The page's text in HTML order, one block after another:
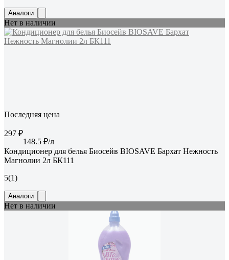
Аналоги
Нет в наличии
Последняя цена
297 ₽
148.5 ₽/л
Кондиционер для белья Биосейв BIOSAVE Бархат Нежность
Магнолии 2л БК111
5(1)
Аналоги
Нет в наличии